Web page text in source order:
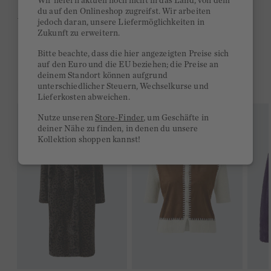
Ab 300€ versandkostenfrei
DAS KÖNNTE DIR GEFALLEN
du auf den Onlineshop zugreifst. Wir arbeiten
jedoch daran, unsere Liefermöglichkeiten in
Zukunft zu erweitern.
Bitte beachte, dass die hier angezeigten Preise sich
auf den Euro und die EU beziehen; die Preise an
deinem Standort können aufgrund
unterschiedlicher Steuern, Wechselkurse und
Lieferkosten abweichen.
Nutze unserenStore-Finder, um Geschäfte in
deiner Nähe zu finden, in denen du unsere
Kollektion shoppen kannst!